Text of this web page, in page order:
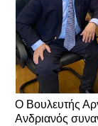
Ο Βουλευτής
Ανδριανός